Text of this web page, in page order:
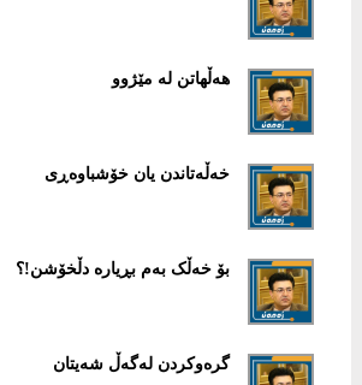
هەڵهاتن لە مێژوو
خەڵەتاندن یان خۆشباوەڕی
بۆ خەڵک بەم بڕیارە دڵخۆشن!؟
گرەوکردن لەگەڵ شەیتان